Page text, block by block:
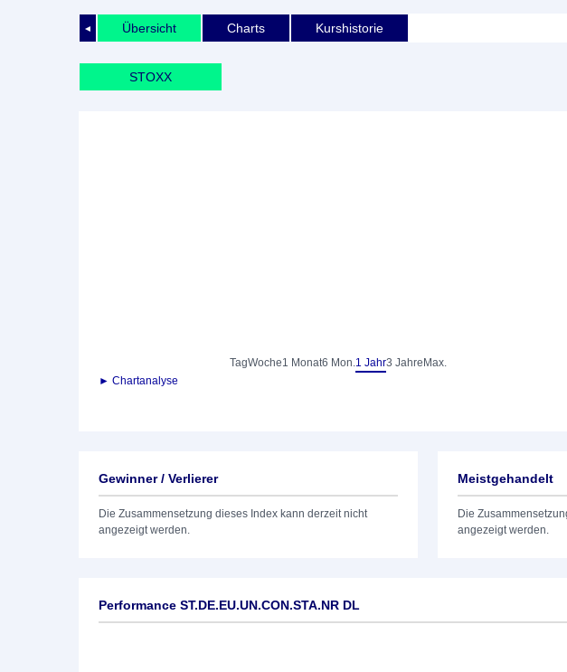
◄ Übersicht Charts Kurshistorie
STOXX
TagWoche1 Monat6 Mon.1 Jahr3 Jahre Max.
► Chartanalyse
Gewinner / Verlierer
Die Zusammensetzung dieses Index kann derzeit nicht
angezeigt werden.
Meistgehandelt
Die
angezeigt werden.
Performance ST.DE.EU.UN.CON.STA.NR DL